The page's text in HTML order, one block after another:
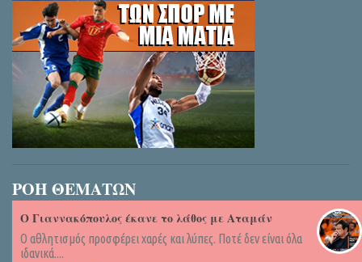
ΡΟΗ ΘΕΜΑΤΩΝ
Ο Γιαννακόπουλος έκανε το λάθος με Αταμάν
Ο αθλητισμός προσφέρει χαρές και λύπες. Ποτέ δεν είναι όλα
ιδανικά....